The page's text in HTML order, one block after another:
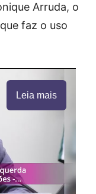
Arruda, o
faz o uso
Leia mais